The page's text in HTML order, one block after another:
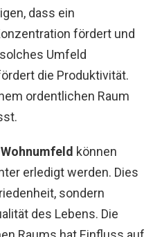
dass ein
fördert und
Umfeld
die Produktivität.
ordentlichen Raum
Wohnumfeld können
erledigt werden. Dies
sondern
des Lebens. Die